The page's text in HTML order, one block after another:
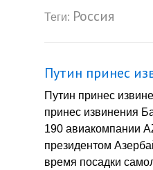
Теги: Россия
Путин принес
Путин принес
принес извинения
190 авиакомпании
президентом
время посадки